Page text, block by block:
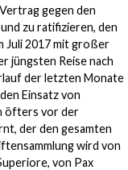
gegen den
zu ratifizieren, den
Juli 2017 mit großer
jüngsten Reise nach
der letzten Monate
Einsatz von
öfters vor der
der den gesamten
wird von
von Pax